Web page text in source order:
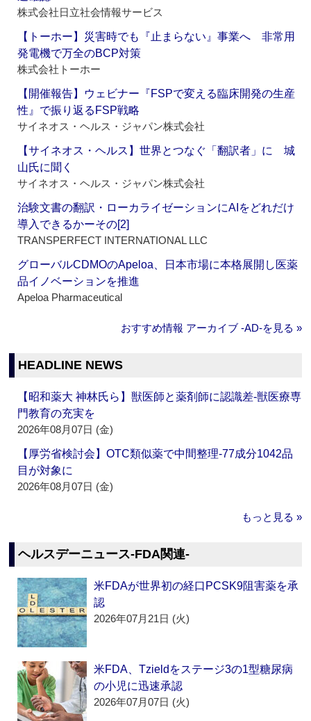
株式会社日立社会情報サービス
【トーホー】災害時でも『止まらない』事業へ 非常用
発電機で万全のBCP対策
株式会社トーホー
【開催報告】ウェビナー『FSPで変える臨床開発の生産
性』で振り返るFSP戦略
サイネオス・ヘルス・ジャパン株式会社
【サイネオス・ヘルス】世界とつなぐ「翻訳者」に 城
山氏に聞く
サイネオス・ヘルス・ジャパン株式会社
治験文書の翻訳・ローカライゼーションにAIをどれだけ
導入できるかーその[2]
TRANSPERFECT INTERNATIONAL LLC
グローバルCDMOのApeloa、日本市場に本格展開し医薬
品イノベーションを推進
Apeloa Pharmaceutical
おすすめ情報 アーカイブ ‐AD‐を見る »
HEADLINE NEWS
【昭和薬大 神林氏ら】獣医師と薬剤師に認識差‐獣医療専
門教育の充実を
2026年08月07日 (金)
【厚労省検討会】OTC類似薬で中間整理‐77成分1042品
目が対象に
2026年08月07日 (金)
もっと見る »
ヘルスデーニュース‐FDA関連‐
米FDAが世界初の経口PCSK9阻害薬を承
認
2026年07月21日 (火)
米FDA、Tzieldをステージ3の1型糖尿病
の小児に迅速承認
2026年07月07日 (火)